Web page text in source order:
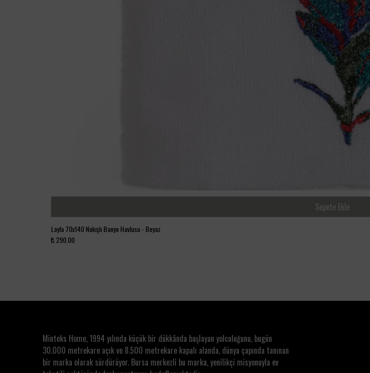
Sepete Ekle
Layla 70x140 Nakışlı Banyo Havlusu - Beyaz
₺ 290.00
Minteks Home, 1994 yılında küçük bir dükkânda başlayan yolculuğunu, bugün
30.000 metrekare açık ve 8.500 metrekare kapalı alanda, dünya çapında tanınan
bir marka olarak sürdürüyor. Bursa merkezli bu marka, yenilikçi misyonuyla ev